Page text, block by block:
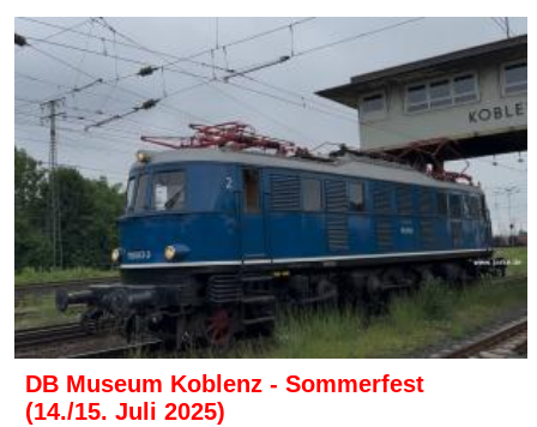
DB Museum Koblenz - Sommerfest
(14./15. Juli 2025)